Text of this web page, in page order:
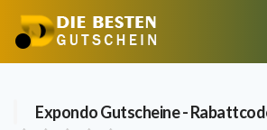
ExpondoGutscheine -